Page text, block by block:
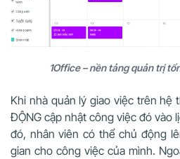
1Office – nền tảng quản trị
Khi nhà quản lý giao việc trên
ĐỘNG cập nhật công việc đó vào
đó, nhân viên có thể chủ động
gian cho công việc của mình.